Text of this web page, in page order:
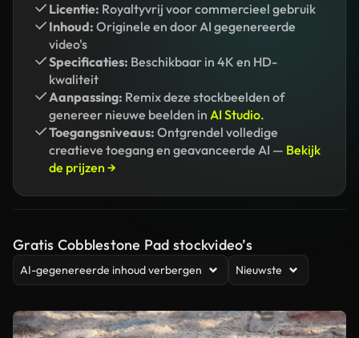
Licentie: Royaltyvrij voor commercieel gebruik
Inhoud: Originele en door AI gegenereerde
video's
Specificaties: Beschikbaar in 4K en HD-
kwaliteit
Aanpassing: Remix deze stockbeelden of
genereer nieuwe beelden in AI Studio.
Toegangsniveaus: Ontgrendel volledige
creatieve toegang en geavanceerde AI — Bekijk
de prijzen →
Gratis Cobblestone Pad stockvideo’s
AI-gegenereerde inhoud verbergen Nieuwste